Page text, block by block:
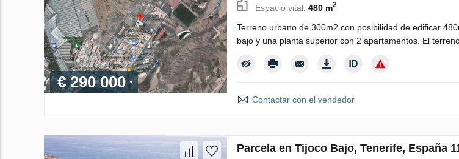
€ 290 000
Espacio vital: 480 m2
Terreno urbano de 300m2 con posibilidad de edificar
bajo y una planta superior con 2 apartamentos. El
Contactar con el vendedor
Parcela en Tijoco Bajo, Tenerife, España